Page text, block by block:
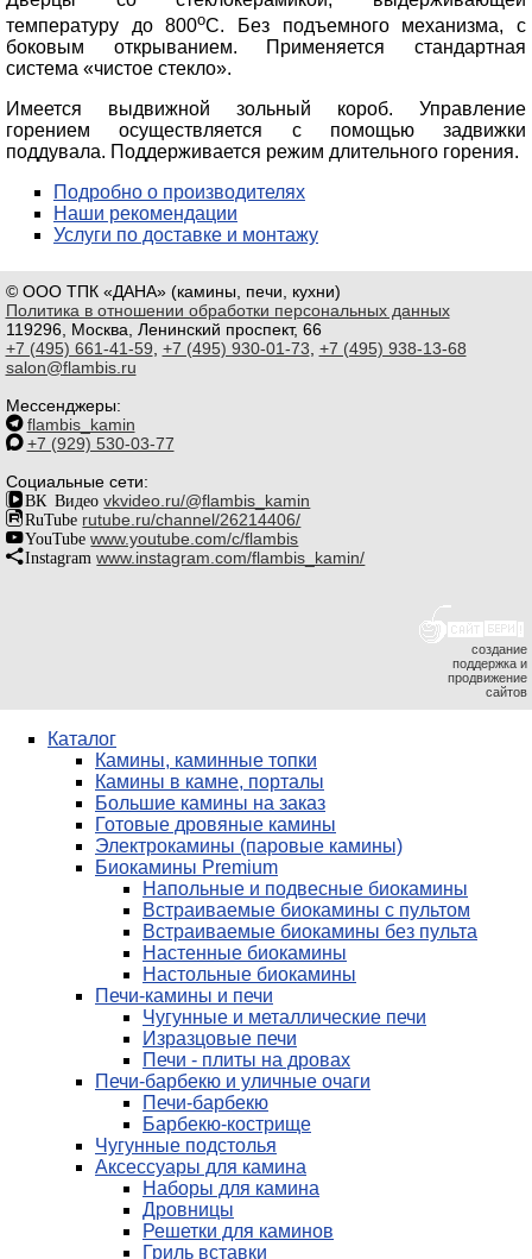
температуру до 800оС. Без подъемного механизма, с
боковым открыванием. Применяется стандартная
система «чистое стекло».
Имеется выдвижной зольный короб. Управление
горением осуществляется с помощью задвижки
поддувала. Поддерживается режим длительного горения.
Подробно о производителях
Наши рекомендации
Услуги по доставке и монтажу
© ООО ТПК «ДАНА» (камины, печи, кухни)
Политика в отношении обработки персональных данных
119296, Москва, Ленинский проспект, 66
+7 (495) 661-41-59 +7 (495) 930-01-73 +7 (495) 938-13-68
salon@flambis.ru
Мессенджеры:
flambis_kamin
+7 (929) 530-03-77
Социальные сети:
ВК Видео vkvideo.ru/@flambis_kamin
RuTube rutube.ru/channel/26214406/
YouTube www.youtube.com/c/flambis
Instagram www.instagram.com/flambis_kamin/
создание
поддержка и
продвижение
сайтов
Каталог
Камины, каминные топки
Камины в камне, порталы
Большие камины на заказ
Готовые дровяные камины
Электрокамины (паровые камины)
Биокамины Premium
Напольные и подвесные биокамины
Встраиваемые биокамины с пультом
Встраиваемые биокамины без пульта
Настенные биокамины
Настольные биокамины
Печи-камины и печи
Чугунные и металлические печи
Изразцовые печи
Печи - плиты на дровах
Печи-барбекю и уличные очаги
Печи-барбекю
Барбекю-кострище
Чугунные подстолья
Аксессуары для камина
Наборы для камина
Дровницы
Решетки для каминов
Гриль вставки